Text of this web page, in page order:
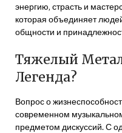
энергию‚ страсть и
которая объединяет
общности и
Тяжелый
Легенда?
Вопрос о
современном
предметом дискуссий. С